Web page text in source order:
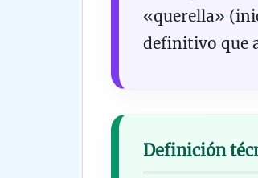
«querella»
definitivo que
Definición